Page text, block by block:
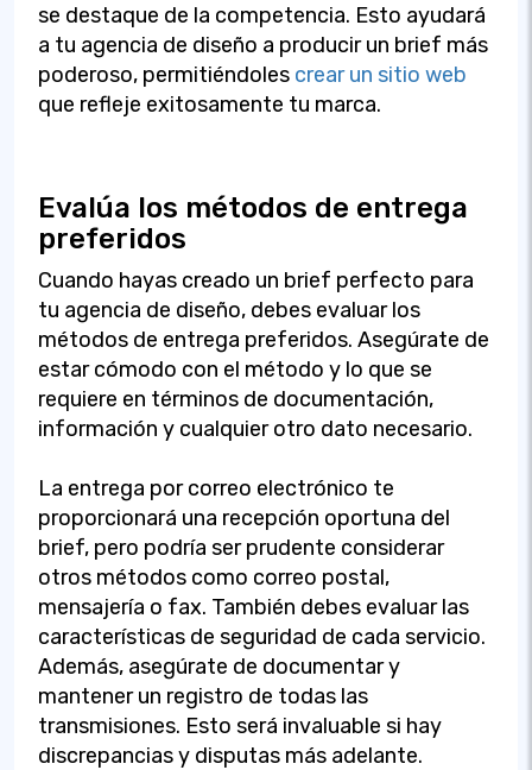
se destaque de la competencia. Esto ayudará
a tu agencia de diseño a producir un brief más
poderoso, permitiéndoles crear un sitio web
que refleje exitosamente tu marca.
Evalúa los métodos de entrega
preferidos
Cuando hayas creado un brief perfecto para
tu agencia de diseño, debes evaluar los
métodos de entrega preferidos. Asegúrate de
estar cómodo con el método y lo que se
requiere en términos de documentación,
información y cualquier otro dato necesario.
La entrega por correo electrónico te
proporcionará una recepción oportuna del
brief, pero podría ser prudente considerar
otros métodos como correo postal,
mensajería o fax. También debes evaluar las
características de seguridad de cada servicio.
Además, asegúrate de documentar y
mantener un registro de todas las
transmisiones. Esto será invaluable si hay
discrepancias y disputas más adelante.